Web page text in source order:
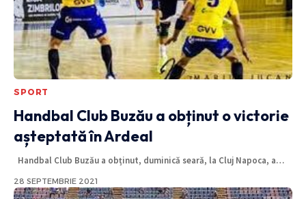
SPORT
Handbal Club Buzău a obținut o victorie
așteptată în Ardeal
Handbal Club Buzău a obținut, duminică seară, la Cluj Napoca, a…
28 SEPTEMBRIE 2021